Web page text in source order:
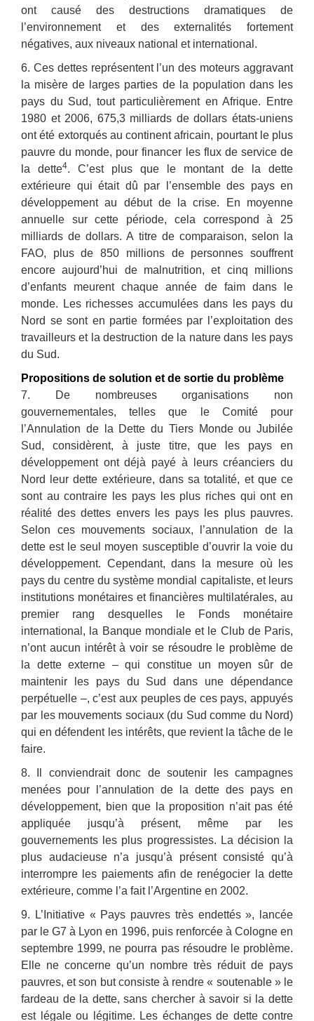
ont causé des destructions dramatiques de
l’environnement et des externalités fortement
négatives, aux niveaux national et international.
6. Ces dettes représentent l’un des moteurs aggravant
la misère de larges parties de la population dans les
pays du Sud, tout particulièrement en Afrique. Entre
1980 et 2006, 675,3 milliards de dollars états-uniens
ont été extorqués au continent africain, pourtant le plus
pauvre du monde, pour financer les flux de service de
la dette4. C’est plus que le montant de la dette
extérieure qui était dû par l’ensemble des pays en
développement au début de la crise. En moyenne
annuelle sur cette période, cela correspond à 25
milliards de dollars. A titre de comparaison, selon la
FAO, plus de 850 millions de personnes souffrent
encore aujourd’hui de malnutrition, et cinq millions
d’enfants meurent chaque année de faim dans le
monde. Les richesses accumulées dans les pays du
Nord se sont en partie formées par l’exploitation des
travailleurs et la destruction de la nature dans les pays
du Sud.
Propositions de solution et de sortie du problème
7. De nombreuses organisations non
gouvernementales, telles que le Comité pour
l’Annulation de la Dette du Tiers Monde ou Jubilée
Sud, considèrent, à juste titre, que les pays en
développement ont déjà payé à leurs créanciers du
Nord leur dette extérieure, dans sa totalité, et que ce
sont au contraire les pays les plus riches qui ont en
réalité des dettes envers les pays les plus pauvres.
Selon ces mouvements sociaux, l’annulation de la
dette est le seul moyen susceptible d’ouvrir la voie du
développement. Cependant, dans la mesure où les
pays du centre du système mondial capitaliste, et leurs
institutions monétaires et financières multilatérales, au
premier rang desquelles le Fonds monétaire
international, la Banque mondiale et le Club de Paris,
n’ont aucun intérêt à voir se résoudre le problème de
la dette externe – qui constitue un moyen sûr de
maintenir les pays du Sud dans une dépendance
perpétuelle –, c’est aux peuples de ces pays, appuyés
par les mouvements sociaux (du Sud comme du Nord)
qui en défendent les intérêts, que revient la tâche de le
faire.
8. Il conviendrait donc de soutenir les campagnes
menées pour l’annulation de la dette des pays en
développement, bien que la proposition n’ait pas été
appliquée jusqu’à présent, même par les
gouvernements les plus progressistes. La décision la
plus audacieuse n’a jusqu’à présent consisté qu’à
interrompre les paiements afin de renégocier la dette
extérieure, comme l’a fait l’Argentine en 2002.
9. L’Initiative « Pays pauvres très endettés », lancée
par le G7 à Lyon en 1996, puis renforcée à Cologne en
septembre 1999, ne pourra pas résoudre le problème.
Elle ne concerne qu’un nombre très réduit de pays
pauvres, et son but consiste à rendre « soutenable » le
fardeau de la dette, sans chercher à savoir si la dette
est légale ou légitime. Les échanges de dette contre